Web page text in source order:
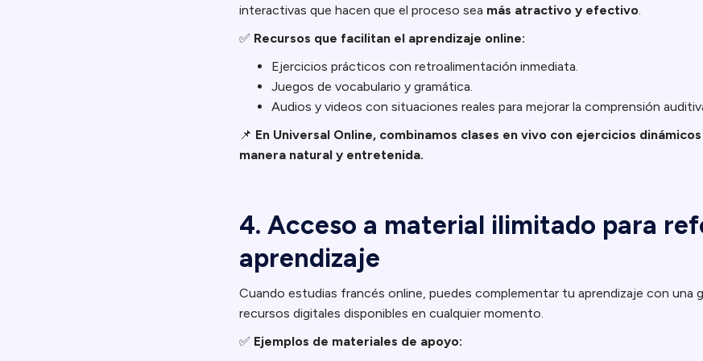
interactivas que hacen que el proceso sea más atractivo y efectivo.
✅ Recursos que facilitan el aprendizaje online:
Ejercicios prácticos con retroalimentación inmediata.
Juegos de vocabulario y gramática.
Audios y videos con situaciones reales para mejorar la comprensión
📌 En Universal Online, combinamos clases en vivo con ejercicios
manera natural y entretenida.
4. Acceso a material ilimitado para
aprendizaje
Cuando estudias francés online, puedes complementar tu aprendizaje con una
recursos digitales disponibles en cualquier momento.
✅ Ejemplos de materiales de apoyo: